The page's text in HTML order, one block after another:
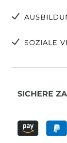
SOZIALE
SICHERE